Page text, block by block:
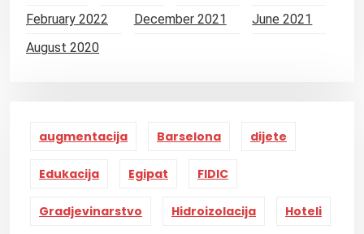
February 2022
December 2021
June 2021
August 2020
augmentacija Barselona dijete
Edukacija Egipat FIDIC
Gradjevinarstvo Hidroizolacija Hoteli